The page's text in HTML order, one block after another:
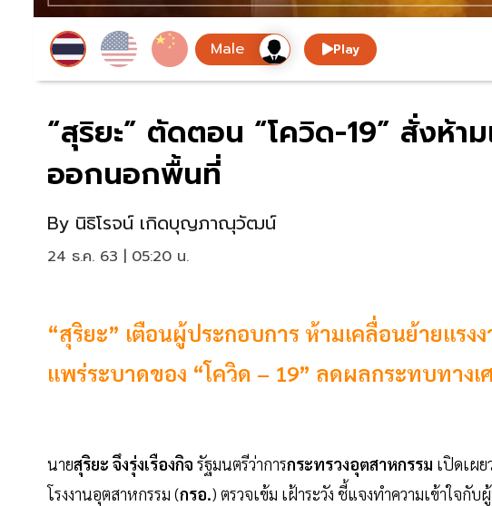
Play
“สุริยะ” ตัดตอน “โควิด-19” สั่งห้า
ออกนอกพื้นที่
By นิธิโรจน์ เกิดบุญภาณุวัฒน์
24 ธ.ค. 63 | 05:20 น.
“สุริยะ” เตือนผู้ประกอบการ ห้ามเคลื่อนย้ายแร
แพร่ระบาดของ “โควิด – 19” ลดผลกระทบทางเ
นายสุริยะ จึงรุ่งเรืองกิจ รัฐมนตรีว่าการกระทรวงอุตสาหกรรม เปิดเผย
โรงงานอุตสาหกรรม (กรอ.) ตรวจเข้ม เฝ้าระวัง ชี้แจงทำความเข้าใจ